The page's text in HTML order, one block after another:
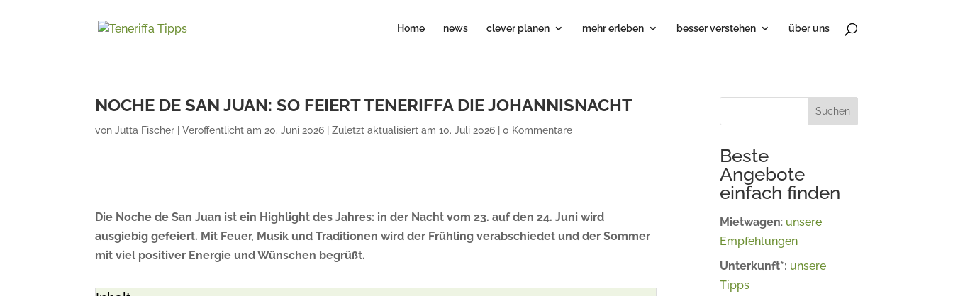
Home news clever planen mehr erleben besser verstehen über uns
NOCHE DE SAN JUAN: SO FEIERT TENERIFFA DIE JOHANNISNACHT
vonJutta Fischer |Veröffentlicht am 20. Juni 2026 | Zuletzt aktualisiert am 10. Juli 2026 |0 Kommentare
Die Noche de San Juan ist ein Highlight des Jahres: in der Nacht vom 23. auf den 24. Juni wird
ausgiebig gefeiert. Mit Feuer, Musik und Traditionen wird der Frühling verabschiedet und der Sommer
mit viel positiver Energie und Wünschen begrüßt.
Suchen
Beste
Angebote
einfach finden
Mietwagen: unsere
Empfehlungen
Unterkunft*: unsere
Tipps